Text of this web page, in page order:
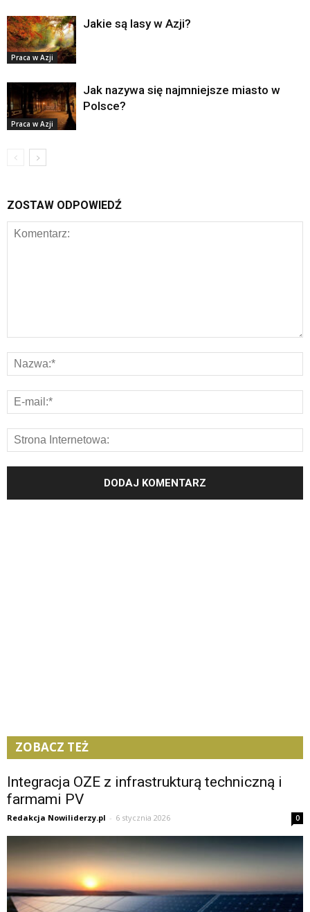
Praca w Azji
Jakie są lasy w Azji?
Praca w Azji
Jak nazywa się najmniejsze miasto w
Polsce?
ZOSTAW ODPOWIEDŹ
ZOBACZ TEŻ
Integracja OZE z infrastrukturą techniczną i
farmami PV
Redakcja Nowiliderzy.pl - 6 stycznia 2026 0